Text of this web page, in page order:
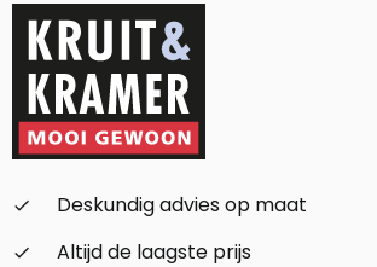
check_small
Deskundig advies op maat
check_small
Altijd de laagste prijs